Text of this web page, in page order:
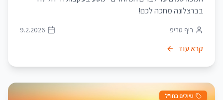
בברצלונה מחכה לכם!
ריף טריפ 9.2.2026
קרא עוד
טיולים בחו"ל